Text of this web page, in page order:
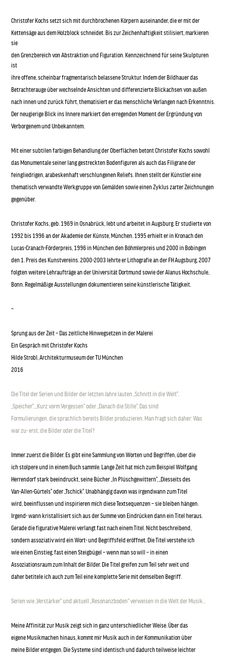
Christofer Kochs setzt sich mit durchbrochenen Körpern auseinander, die er mit der
Kettensäge aus dem Holzblock schneidet. Bis zur Zeichenhaftigkeit stilisiert, markieren
sie
den Grenzbereich von Abstraktion und Figuration. Kennzeichnend für seine Skulpturen
ist
ihre offene, scheinbar fragmentarisch belassene Struktur. Indem der Bildhauer das
Betrachterauge über wechselnde Ansichten und differenzierte Blickachsen von außen
nach innen und zurück führt, thematisiert er das menschliche Verlangen nach Erkenntnis.
Der neugierige Blick ins Innere markiert den erregenden Moment der Ergründung von
Verborgenem und Unbekanntem.
Mit einer subtilen farbigen Behandlung der Oberflächen betont Christofer Kochs sowohl
das Monumentale seiner lang gestreckten Bodenfiguren als auch das Filigrane der
feingliedrigen, arabeskenhaft verschlungenen Reliefs. Ihnen stellt der Künstler eine
thematisch verwandte Werkgruppe von Gemälden sowie einen Zyklus zarter Zeichnungen
gegenüber.
Christofer Kochs, geb. 1969 in Osnabrück, lebt und arbeitet in Augsburg. Er studierte von
1992 bis 1996 an der Akademie der Künste, München. 1995 erhielt er in Kronach den
Lucas-Cranach-Förderpreis, 1996 in München den Böhmlerpreis und 2000 in Bobingen
den 1. Preis des Kunstvereins. 2000-2003 lehrte er Lithografie an der FH Augsburg, 2007
folgten weitere Lehraufträge an der Universität Dortmund sowie der Alanus Hochschule,
Bonn. Regelmäßige Ausstellungen dokumentieren seine künstlerische Tätigkeit.
–
Sprung aus der Zeit – Das zeitliche Hinwegsetzen in der Malerei
Ein Gespräch mit Christofer Kochs
Hilde Strobl, Architekturmuseum der TU München
2016
Die Titel der Serien und Bilder der letzten Jahre lauten „Schnitt in die Welt“,
„Speicher“, „Kurz vorm Vergessen“ oder „Danach die Stille“. Das sind
Formulierungen, die sprachlich bereits Bilder produzieren. Man fragt sich daher: Was
war zu- erst, die Bilder oder die Titel?
Immer zuerst die Bilder. Es gibt eine Sammlung von Worten und Begriffen, über die
ich stolpere und in einem Buch sammle. Lange Zeit hat mich zum Beispiel Wolfgang
Herrendorf stark beeindruckt, seine Bücher „In Plüschgewittern“, „Diesseits des
Van-Allen-Gürtels“ oder „Tschick“. Unabhängig davon was irgendwann zum Titel
wird, beeinflussen und inspirieren mich diese Textsequenzen – sie bleiben hängen.
Irgend- wann kristallisiert sich aus der Summe von Eindrücken dann ein Titel heraus.
Gerade die figurative Malerei verlangt fast nach einem Titel. Nicht beschreibend,
sondern assoziativ wird ein Wort- und Begriffsfeld eröffnet. Die Titel verstehe ich
wie einen Einstieg, fast einen Steigbügel – wenn man so will – in einen
Assoziationsraum zum Inhalt der Bilder. Die Titel greifen zum Teil sehr weit und
daher betitele ich auch zum Teil eine komplette Serie mit demselben Begriff.
Serien wie „Verstärker“ und aktuell „Resonanzboden“ verweisen in die Welt der Musik...
Meine Affinität zur Musik zeigt sich in ganz unterschiedlicher Weise. Über das
eigene Musikmachen hinaus, kommt mir Musik auch in der Kommunikation über
meine Bilder entgegen. Die Systeme sind identisch und dadurch teilweise leichter